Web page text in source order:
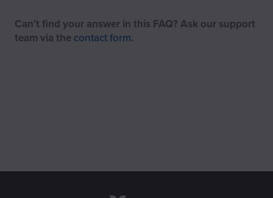
Can’t find your answer in this FAQ? Ask our support
team via the contact form.